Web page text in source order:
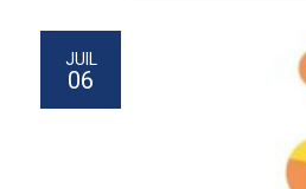
JUIL
06